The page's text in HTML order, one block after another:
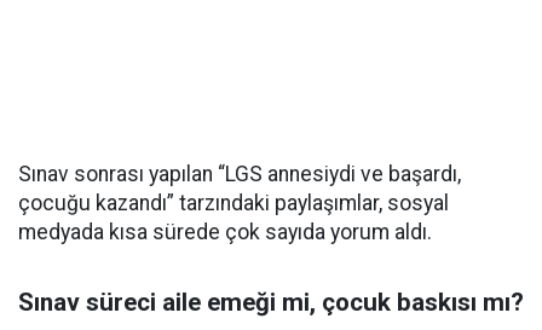
Sınav sonrası yapılan “LGS annesiydi ve başardı,
çocuğu kazandı” tarzındaki paylaşımlar, sosyal
medyada kısa sürede çok sayıda yorum aldı.
Sınav süreci aile emeği mi, çocuk baskısı mı?